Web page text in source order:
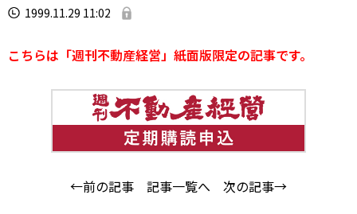
1999.11.29 11:02
こちらは「週刊不動産経営」紙面版限定の記事です。
←前の記事 記事一覧へ 次の記事→